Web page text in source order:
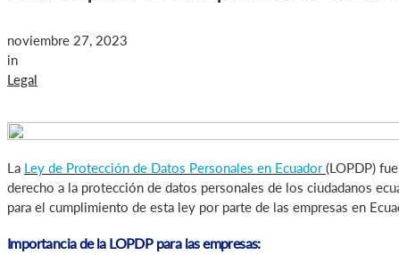
noviembre 27, 2023
in
Legal
La Ley de Protección de Datos Personales en Ecuador (LOPDP)
derecho a la protección de datos personales de los ciudadanos
para el cumplimiento de esta ley por parte de las empresas en
Importancia de la LOPDP para las empresas: